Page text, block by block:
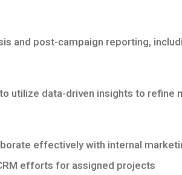
and post-campaign reporting,
utilize data-driven insights to refine
effectively with internal
efforts for assigned projects